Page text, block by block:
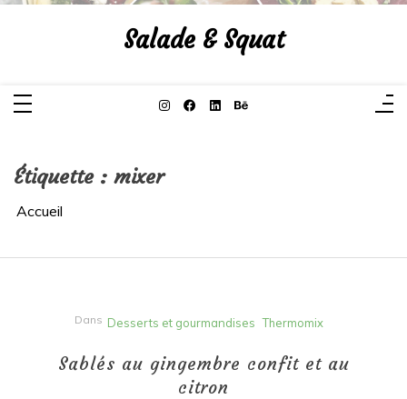
Aller
Salade & Squat
Étiquette : mixer
Accueil
Dans Desserts et gourmandises Thermomix
Sablés au gingembre confit et au
citron